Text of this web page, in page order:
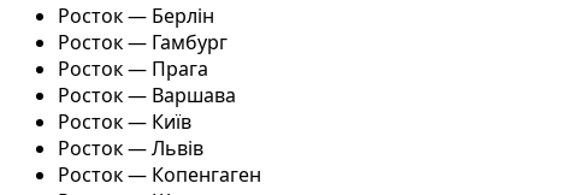
Росток — Берлін
Росток — Гамбург
Росток — Прага
Росток — Варшава
Росток — Київ
Росток — Львів
Росток — Копенгаген